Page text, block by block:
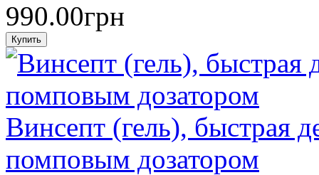
990.00грн
Винсепт (гель), быстрая
помповым дозатором